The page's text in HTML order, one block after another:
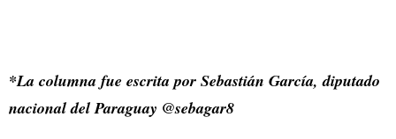
*La columna fue escrita por Sebastián García, diputado
nacional del Paraguay @sebagar8